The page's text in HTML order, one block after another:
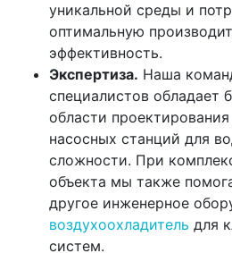
уникальной среды и
оптимальную
эффективность.
Экспертиза. Наша
специалистов обладает
области
насосных станций для
сложности. При
объекта мы также
другое инженерное
воздухоохладитель для
систем.